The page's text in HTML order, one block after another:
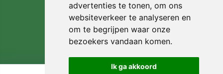
advertenties te tonen, om ons
websiteverkeer te analyseren en
om te begrijpen waar onze
bezoekers vandaan komen.
Ik ga akkoord